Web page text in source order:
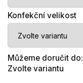
Konfekční velikost
Můžeme doručit do:
Zvolte variantu